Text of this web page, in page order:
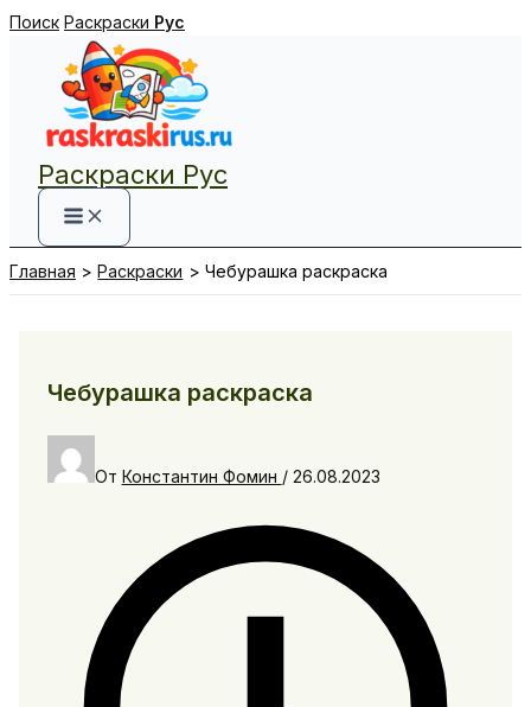
Перейти
содержимому
Поиск Раскраски Рус
Раскраски Рус
Главная Раскраски Чебурашка раскраска
Чебурашка раскраска
От Константин Фомин / 26.08.2023